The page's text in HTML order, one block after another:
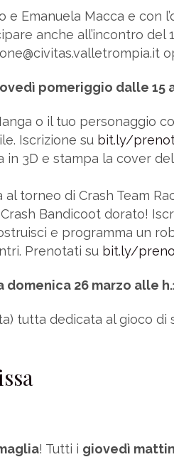
Emanuela Macca e con
anche all’incontro del
pomeriggio dalle 15
o il tuo personaggio
Iscrizione su bit.ly/
in 3D e stampa la cover
al torneo di Crash Team
Bandicoot dorato!
e programma un
Prenotati su bit.ly/
domenica 26 marzo alle
tutta dedicata al gioco
! Tutti i giovedì